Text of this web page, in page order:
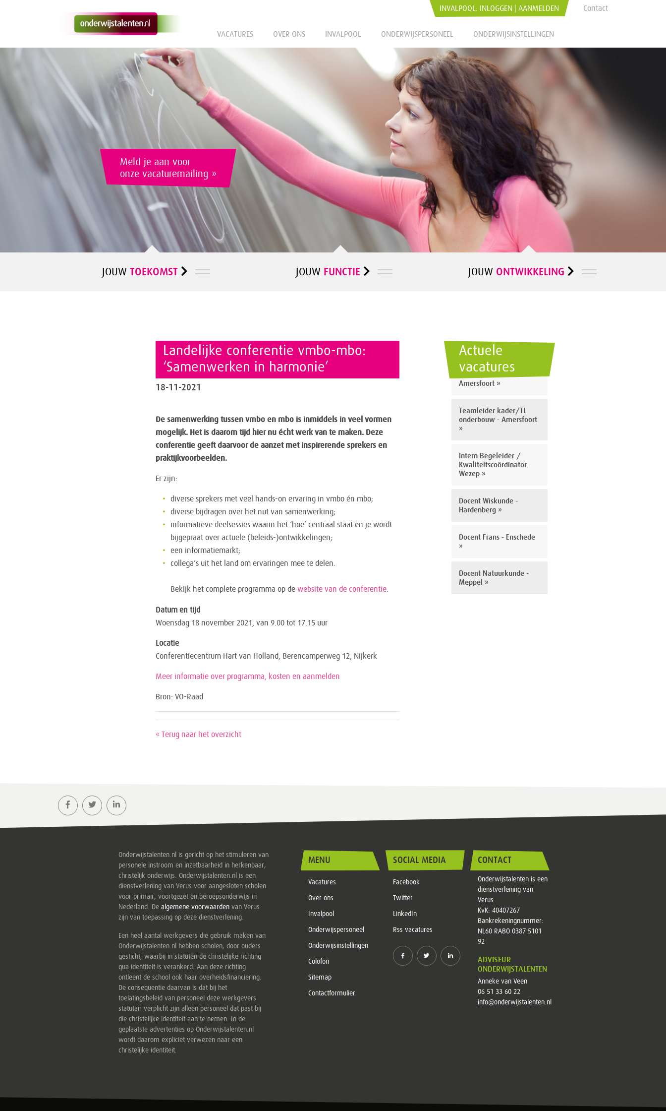
INVALPOOL: INLOGGEN AANMELDEN Contact
VACATURES OVER ONS INVALPOOL ONDERWIJSPERSONEEL ONDERWIJSINSTELLINGEN
Meld je aan voor
onze vacaturemailing »
JOUW TOEKOMST JOUW FUNCTIE JOUW ONTWIKKELING
Landelijke conferentie vmbo-mbo:
‘Samenwerken in harmonie’
18-11-2021
De samenwerking tussen vmbo en mbo is inmiddels in veel vormen
mogelijk. Het is daarom tijd hier nu écht werk van te maken. Deze
conferentie geeft daarvoor de aanzet met inspirerende sprekers en
praktijkvoorbeelden.
Er zijn:
diverse sprekers met veel hands-on ervaring in vmbo én mbo;
diverse bijdragen over het nut van samenwerking;
informatieve deelsessies waarin het ‘hoe’ centraal staat en je wordt
bijgepraat over actuele (beleids-)ontwikkelingen;
een informatiemarkt;
collega’s uit het land om ervaringen mee te delen.
Bekijk het complete programma op de website van de conferentie.
Datum en tijd
Woensdag 18 november 2021, van 9.00 tot 17.15 uur
Locatie
Conferentiecentrum Hart van Holland, Berencamperweg 12, Nijkerk
Meer informatie over programma, kosten en aanmelden
Bron: VO-Raad
« Terug naar het overzicht
Actuele
vacatures
Docent Nederlands -
Amersfoort »
Teamleider kader/TL
onderbouw - Amersfoort
»
Intern Begeleider /
Kwaliteitscoördinator -
Wezep »
Docent Wiskunde -
Hardenberg »
Docent Frans - Enschede
»
Docent Natuurkunde -
Meppel »
Onderwijstalenten.nl is gericht op het stimuleren van
personele instroom en inzetbaarheid in herkenbaar,
christelijk onderwijs. Onderwijstalenten.nl is een
dienstverlening van Verus voor aangesloten scholen
voor primair, voortgezet en beroepsonderwijs in
Nederland. De algemene voorwaarden van Verus
zijn van toepassing op deze dienstverlening.
Een heel aantal werkgevers die gebruik maken van
Onderwijstalenten.nl hebben scholen, door ouders
gesticht, waarbij in statuten de christelijke richting
qua identiteit is verankerd. Aan deze richting
ontleent de school ook haar overheidsfinanciering.
De consequentie daarvan is dat bij het
toelatingsbeleid van personeel deze werkgevers
statutair verplicht zijn alleen personeel dat past bij
die christelijke identiteit aan te nemen. In de
geplaatste advertenties op Onderwijstalenten.nl
wordt daarom expliciet verwezen naar een
christelijke identiteit.
MENU
Vacatures
Over ons
Invalpool
Onderwijspersoneel
Onderwijsinstellingen
Colofon
Sitemap
Contactformulier
SOCIAL MEDIA
Facebook
Twitter
LinkedIn
Rss vacatures
CONTACT
Onderwijstalenten is een
dienstverlening van
Verus
KvK: 40407267
Bankrekeningnummer:
NL60 RABO 0387 5101
92
ADVISEUR
ONDERWIJSTALENTEN
Anneke van Veen
06 51 33 60 22
info@onderwijstalenten.nl